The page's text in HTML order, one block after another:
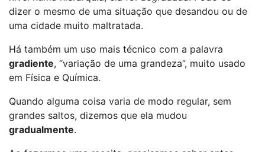
dizer o mesmo de uma situação que desandou ou de
uma cidade muito maltratada.
Há também um uso mais técnico com a palavra
gradiente, “variação de uma grandeza”, muito usado
em Física e Química.
Quando alguma coisa varia de modo regular, sem
grandes saltos, dizemos que ela mudou
gradualmente.